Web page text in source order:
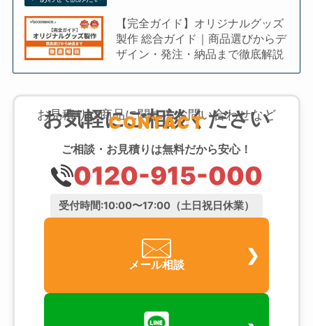
【完全ガイド】オリジナルグッズ
製作 総合ガイド｜商品選びからデ
ザイン・発注・納品まで徹底解説
お見積りや商品に関するお問い合わせなど
お気軽にご相談ください
CONTACT
ご相談・お見積りは無料だから安心！
0120-915-000
受付時間:10:00〜17:00（土日祝日休業）
メール相談